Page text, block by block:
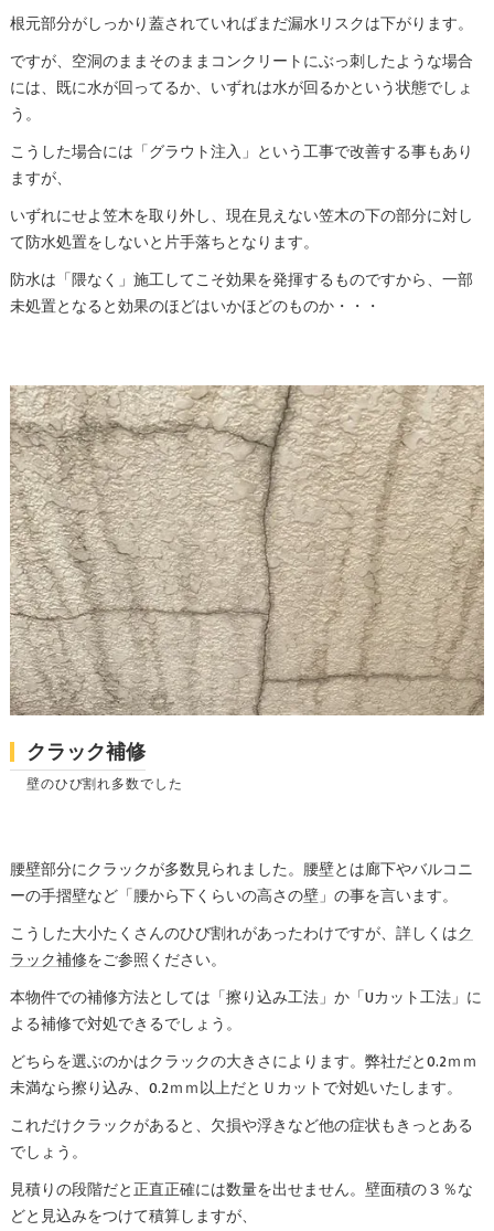
根元部分がしっかり蓋されていればまだ漏水リスクは下がります。
ですが、空洞のままそのままコンクリートにぶっ刺したような場合
には、既に水が回ってるか、いずれは水が回るかという状態でしょ
う。
こうした場合には「グラウト注入」という工事で改善する事もあり
ますが、
いずれにせよ笠木を取り外し、現在見えない笠木の下の部分に対し
て防水処置をしないと片手落ちとなります。
防水は「隈なく」施工してこそ効果を発揮するものですから、一部
未処置となると効果のほどはいかほどのものか・・・
クラック補修
壁のひび割れ多数でした
腰壁部分にクラックが多数見られました。腰壁とは廊下やバルコニ
ーの手摺壁など「腰から下くらいの高さの壁」の事を言います。
こうした大小たくさんのひび割れがあったわけですが、詳しくはク
ラック補修をご参照ください。
本物件での補修方法としては「擦り込み工法」か「Uカット工法」に
よる補修で対処できるでしょう。
どちらを選ぶのかはクラックの大きさによります。弊社だと0.2ｍｍ
未満なら擦り込み、0.2ｍｍ以上だとＵカットで対処いたします。
これだけクラックがあると、欠損や浮きなど他の症状もきっとある
でしょう。
見積りの段階だと正直正確には数量を出せません。壁面積の３％な
どと見込みをつけて積算しますが、